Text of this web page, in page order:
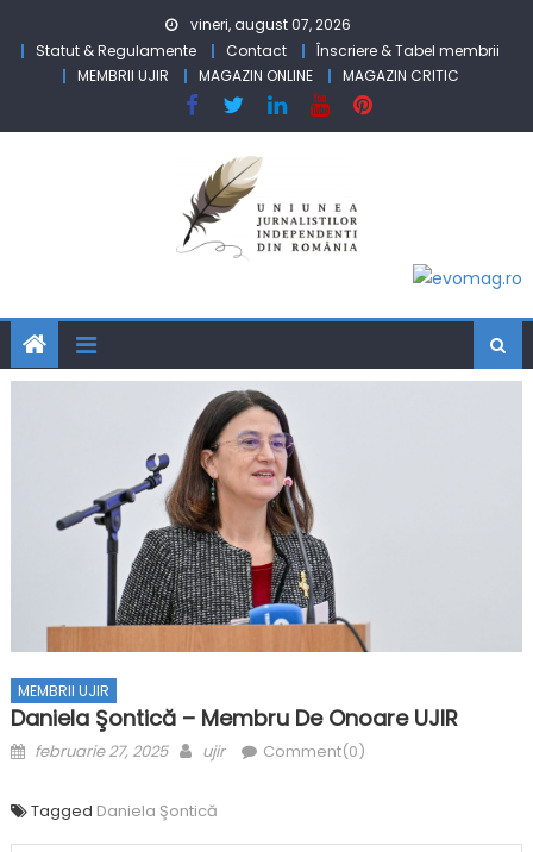
vineri, august 07, 2026
Statut & Regulamente
Contact
Înscriere & Tabel membrii
MEMBRII UJIR
MAGAZIN ONLINE MAGAZIN CRITIC
MEMBRII UJIR
Daniela Şontică – Membru De Onoare UJIR
Posted on
februarie 27, 2025 Author
ujir Comment(0)
Tagged Daniela Şontică